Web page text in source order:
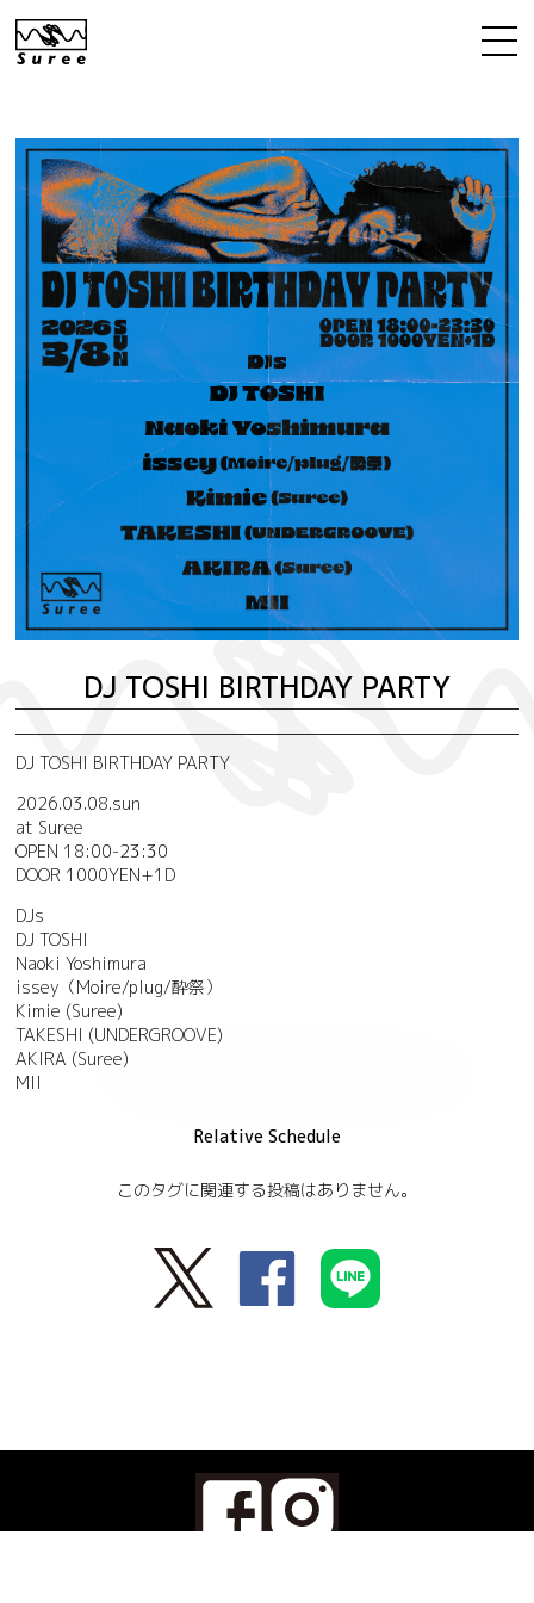
DJ TOSHI BIRTHDAY PARTY
DJ TOSHI BIRTHDAY PARTY
2026.03.08.sun
at Suree
OPEN 18:00-23:30
DOOR 1000YEN+1D
DJs
DJ TOSHI
Naoki Yoshimura
issey（Moire/plug/酔祭）
Kimie (Suree)
TAKESHI (UNDERGROOVE)
AKIRA (Suree)
MII
Relative Schedule
このタグに関連する投稿はありません。